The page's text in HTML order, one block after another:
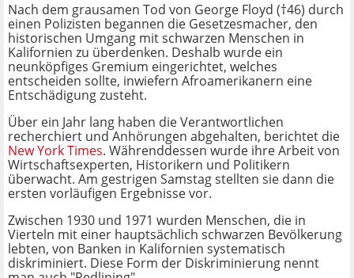
Nach dem grausamen Tod von George Floyd (†46) durch
einen Polizisten begannen die Gesetzesmacher, den
historischen Umgang mit schwarzen Menschen in
Kalifornien zu überdenken. Deshalb wurde ein
neunköpfiges Gremium eingerichtet, welches
entscheiden sollte, inwiefern Afroamerikanern eine
Entschädigung zusteht.
Über ein Jahr lang haben die Verantwortlichen
recherchiert und Anhörungen abgehalten, berichtet die
New York Times. Währenddessen wurde ihre Arbeit von
Wirtschaftsexperten, Historikern und Politikern
überwacht. Am gestrigen Samstag stellten sie dann die
ersten vorläufigen Ergebnisse vor.
Zwischen 1930 und 1971 wurden Menschen, die in
Vierteln mit einer hauptsächlich schwarzen Bevölkerung
lebten, von Banken in Kalifornien systematisch
diskriminiert. Diese Form der Diskriminierung nennt